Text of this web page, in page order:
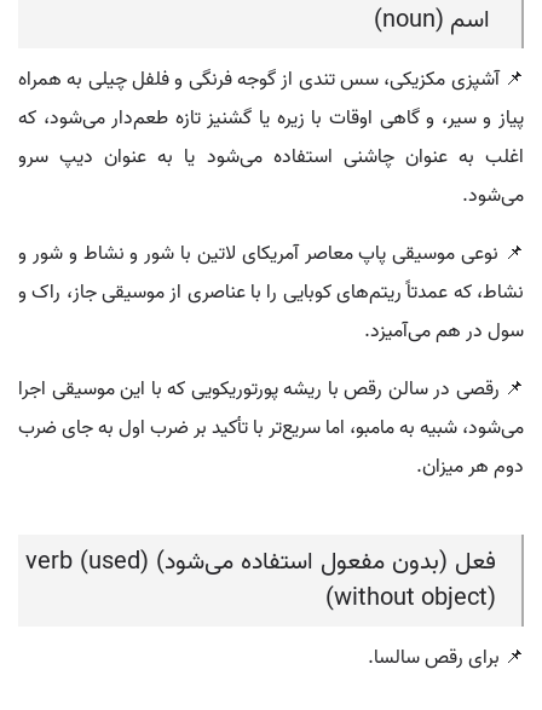
اسم (noun)
📌 آشپزی مکزیکی، سس تندی از گوجه فرنگی و فلفل چیلی به همراه
پیاز و سیر، و گاهی اوقات با زیره یا گشنیز تازه طعم‌دار می‌شود، که
اغلب به عنوان چاشنی استفاده می‌شود یا به عنوان دیپ سرو
می‌شود.
📌 نوعی موسیقی پاپ معاصر آمریکای لاتین با شور و نشاط و شور و
نشاط، که عمدتاً ریتم‌های کوبایی را با عناصری از موسیقی جاز، راک و
سول در هم می‌آمیزد.
📌 رقصی در سالن رقص با ریشه پورتوریکویی که با این موسیقی اجرا
می‌شود، شبیه به مامبو، اما سریع‌تر با تأکید بر ضرب اول به جای ضرب
دوم هر میزان.
فعل (بدون مفعول استفاده می‌شود) (verb (used
without object))
📌 برای رقص سالسا.